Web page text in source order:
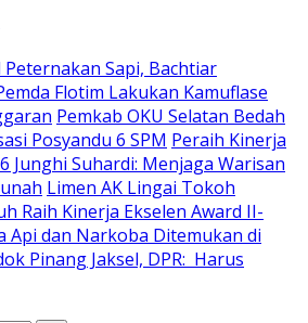
Sapi, Bachtiar
Flotim Lakukan Kamuflase
Pemkab OKU Selatan Bedah
Posyandu 6 SPM Peraih Kinerja
Junghi Suhardi: Menjaga Warisan
Limen AK Lingai Tokoh
Raih Kinerja Ekselen Award II-
Api dan Narkoba Ditemukan di
Pinang Jaksel, DPR: Harus